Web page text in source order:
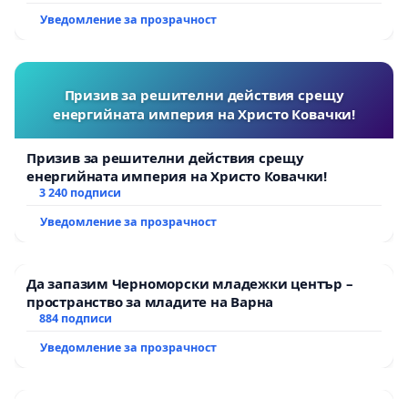
Уведомление за прозрачност
Призив за решителни действия срещу
енергийната империя на Христо Ковачки!
Призив за решителни действия срещу
енергийната империя на Христо Ковачки!
3 240 подписи
Уведомление за прозрачност
Да запазим Черноморски младежки център –
пространство за младите на Варна
884 подписи
Уведомление за прозрачност